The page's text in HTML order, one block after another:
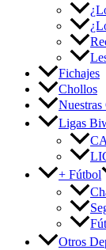
Fichajes
Chollos
Nuestras
Ligas
+ Fútbol
Otros